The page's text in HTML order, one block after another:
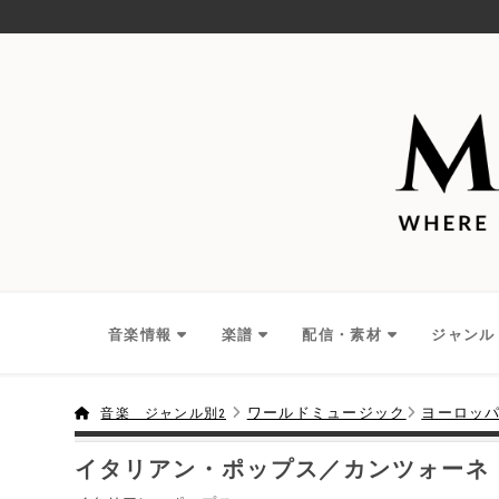
音楽情報 楽譜 配信・素材 ジャンル
音楽 ジャンル別2 ワールドミュージック ヨーロッ
イタリアン・ポップス／カンツォーネ